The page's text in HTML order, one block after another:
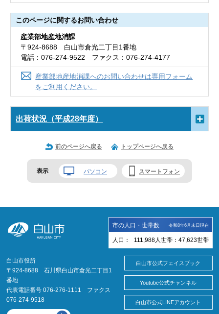
このページに関するお問い合わせ
産業部地産地消課
〒924-8688 白山市倉光二丁目1番地
電話：076-274-9522 ファクス：076-274-4177
産業部地産地消課へのお問い合わせは専用フォーム
をご利用ください。
出荷状況（平成28年度）
前のページへ戻る トップページへ戻る
表示 パソコン スマートフォン
市の人口・世帯数 令和8年6月末日現在
人口： 111,988 人 世帯： 47,623世帯
白山市役所
〒924-8688 石川県白山市倉光二丁目1
番地
代表電話番号 076-276-1111 ファクス
076-274-9518
白山市公式フェイスブック
Youtube公式チャンネル
白山市公式LINEアカウント